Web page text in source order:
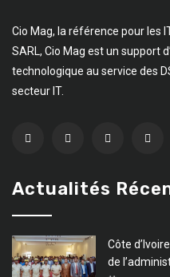
Cio Mag, la référence pour les
SARL, Cio Mag est un support
technologique au service des
secteur IT.
Actualités
Côte
de